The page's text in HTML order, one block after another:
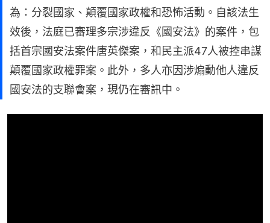
為：分裂國家、顛覆國家政權和恐怖活動。自該法生
效後，法庭已審理多宗涉違反《國安法》的案件，包
括首宗國安法案件唐英傑案，和民主派47人被控串謀
顛覆國家政權罪案。此外，多人亦因涉煽動他人違反
國安法的支聯會案，現仍在審訊中。